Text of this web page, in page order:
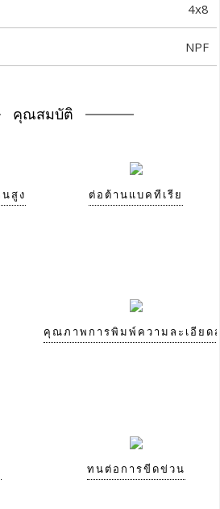
4x8
NPF
คุณสมบัติ
สูง ต่อต้านแบคทีเรีย
คุณภาพการพิมพ์ความละเอียด
ทนต่อการขีดข่วน